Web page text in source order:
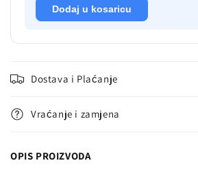
Dodaj u kosaricu
Dostava i Plaćanje
Vraćanje i zamjena
OPIS PROIZVODA